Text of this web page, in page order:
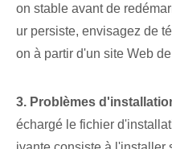
on stable avant de
ur persiste, envisagez de
on à partir d'un site Web
3. Problèmes
échargé le fichier